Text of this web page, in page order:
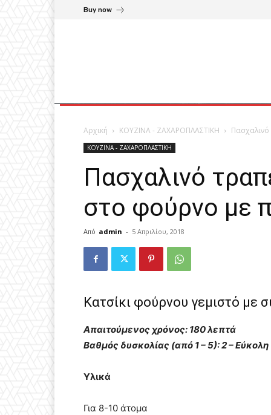
Buy now
Αρχική ΚΟΥΖΙΝΑ - ΖΑΧΑΡΟΠΛΑΣΤΙΚΗ Πασχαλινό
ΚΟΥΖΙΝΑ - ΖΑΧΑΡΟΠΛΑΣΤΙΚΗ
Πασχαλινό
στο φούρνο με
Από admin - 5 Απριλίου, 2018
Κατσίκι φούρνου γεμιστό με
Απαιτούμενος χρόνος: 180 λεπτά
Βαθμός δυσκολίας (από 1 – 5): 2 – Eύκολη
Υλικά
Για 8-10 άτομα